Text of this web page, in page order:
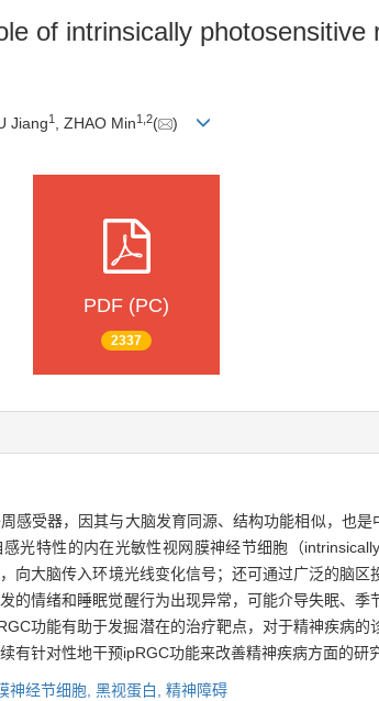
of intrinsically
Jiang1 , ZHAO Min1 2( )
PDF (PC)
2337
感受器，因其与大脑发育同源、结构功能相似，也
光特性的内在光敏性视网膜神经节细胞（
向大脑传入环境光线变化信号；还可通过广泛的脑
的情绪和睡眠觉醒行为出现异常，可能介导失眠、
功能有助于发掘潜在的治疗靶点，对于精神疾病
有针对性地干预ipRGC功能来改善精神疾病方面的研
神经节细胞, 黑视蛋白, 精神障碍